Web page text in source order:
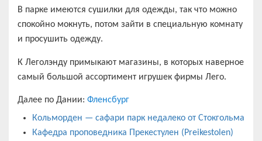
В парке имеются сушилки для одежды, так что можно
спокойно мокнуть, потом зайти в специальную комнату
и просушить одежду.
К Леголэнду примыкают магазины, в которых наверное
самый большой ассортимент игрушек фирмы Лего.
Далее по Дании: Фленсбург
Кольморден — сафари парк недалеко от Стокгольма
Кафедра проповедника Прекестулен (Preikestolen)